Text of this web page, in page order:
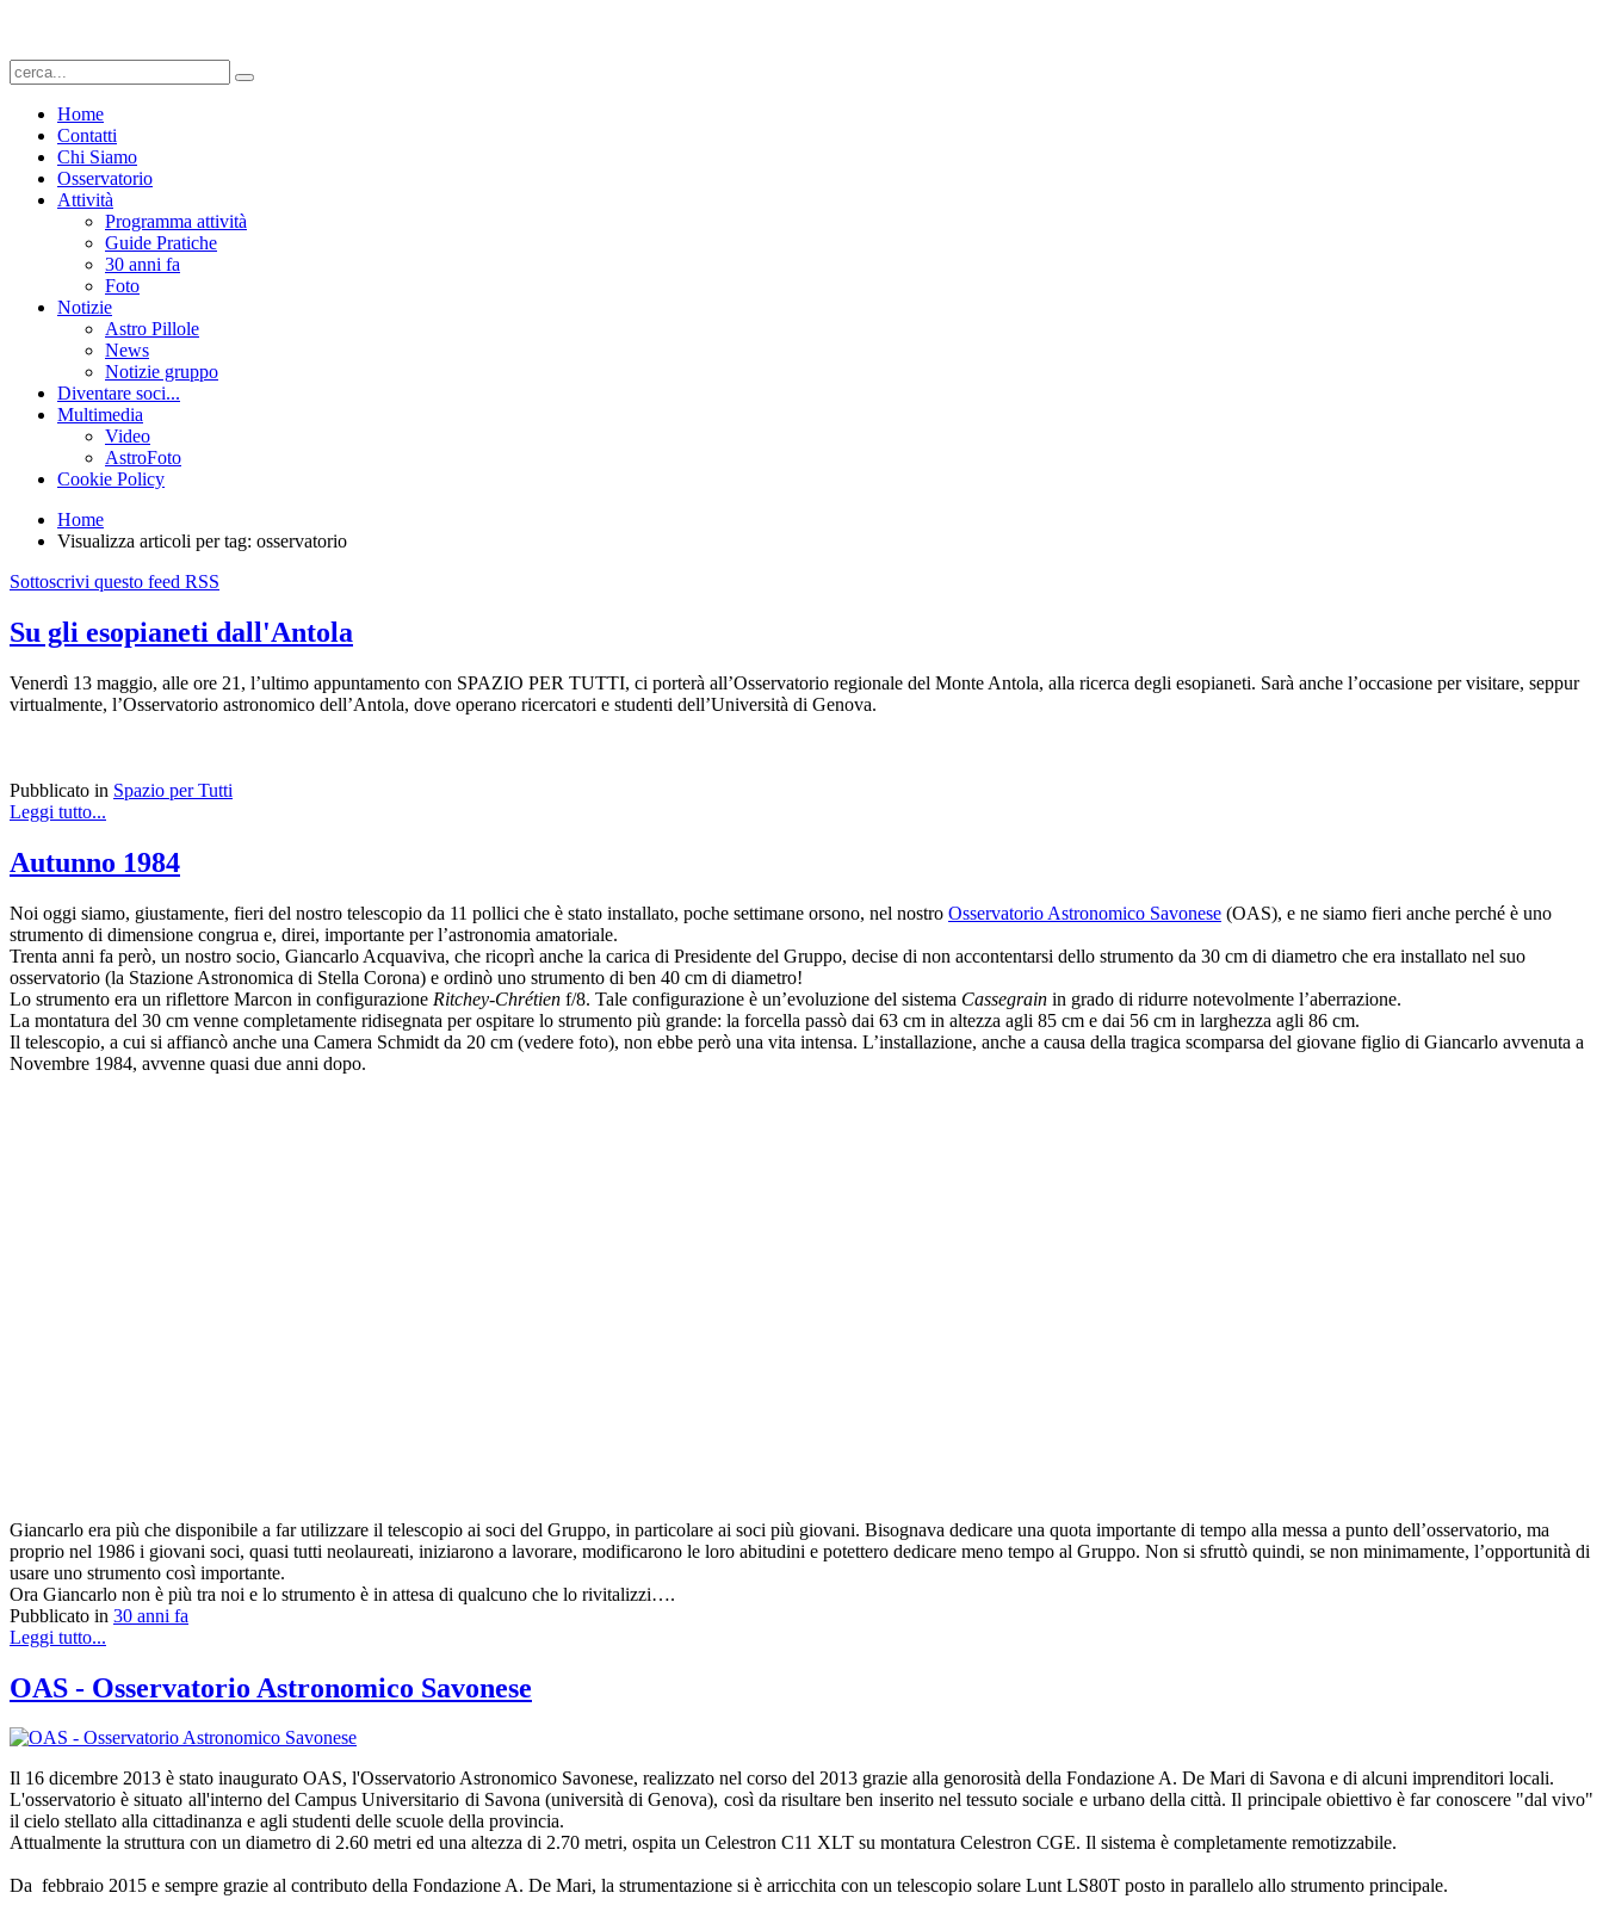
Home
Contatti
Chi Siamo
Osservatorio
Attività
Programma attività
Guide Pratiche
30 anni fa
Foto
Notizie
Astro Pillole
News
Notizie gruppo
Diventare soci...
Multimedia
Video
AstroFoto
Cookie Policy
Home
Visualizza articoli per tag: osservatorio
Sottoscrivi questo feed RSS
Su gli esopianeti dall'Antola
Venerdì 13 maggio, alle ore 21, l’ultimo appuntamento con SPAZIO PER TUTTI, ci porterà all’Osservatorio regionale del Monte Antola, alla ricerca degli esopianeti. Sarà anche l’occasione per visitare, seppur
virtualmente, l’Osservatorio astronomico dell’Antola, dove operano ricercatori e studenti dell’Università di Genova.
Pubblicato in Spazio per Tutti
Leggi tutto...
Autunno 1984
Noi oggi siamo, giustamente, fieri del nostro telescopio da 11 pollici che è stato installato, poche settimane orsono, nel nostro Osservatorio Astronomico Savonese (OAS), e ne siamo fieri anche perché è uno
strumento di dimensione congrua e, direi, importante per l’astronomia amatoriale.
Trenta anni fa però, un nostro socio, Giancarlo Acquaviva, che ricoprì anche la carica di Presidente del Gruppo, decise di non accontentarsi dello strumento da 30 cm di diametro che era installato nel suo
osservatorio (la Stazione Astronomica di Stella Corona) e ordinò uno strumento di ben 40 cm di diametro!
Lo strumento era un riflettore Marcon in configurazione Ritchey-Chrétien f/8. Tale configurazione è un’evoluzione del sistema Cassegrain in grado di ridurre notevolmente l’aberrazione.
La montatura del 30 cm venne completamente ridisegnata per ospitare lo strumento più grande: la forcella passò dai 63 cm in altezza agli 85 cm e dai 56 cm in larghezza agli 86 cm.
Il telescopio, a cui si affiancò anche una Camera Schmidt da 20 cm (vedere foto), non ebbe però una vita intensa. L’installazione, anche a causa della tragica scomparsa del giovane figlio di Giancarlo avvenuta a
Novembre 1984, avvenne quasi due anni dopo.
Giancarlo era più che disponibile a far utilizzare il telescopio ai soci del Gruppo, in particolare ai soci più giovani. Bisognava dedicare una quota importante di tempo alla messa a punto dell’osservatorio, ma
proprio nel 1986 i giovani soci, quasi tutti neolaureati, iniziarono a lavorare, modificarono le loro abitudini e potettero dedicare meno tempo al Gruppo. Non si sfruttò quindi, se non minimamente, l’opportunità di
usare uno strumento così importante.
Ora Giancarlo non è più tra noi e lo strumento è in attesa di qualcuno che lo rivitalizzi….
Pubblicato in 30 anni fa
Leggi tutto...
OAS - Osservatorio Astronomico Savonese
Il 16 dicembre 2013 è stato inaugurato OAS, l'Osservatorio Astronomico Savonese, realizzato nel corso del 2013 grazie alla genorosità della Fondazione A. De Mari di Savona e di alcuni imprenditori locali.
L'osservatorio è situato all'interno del Campus Universitario di Savona (università di Genova), così da risultare ben inserito nel tessuto sociale e urbano della città. Il principale obiettivo è far conoscere "dal vivo"
il cielo stellato alla cittadinanza e agli studenti delle scuole della provincia.
Attualmente la struttura con un diametro di 2.60 metri ed una altezza di 2.70 metri, ospita un Celestron C11 XLT su montatura Celestron CGE. Il sistema è completamente remotizzabile.
Da febbraio 2015 e sempre grazie al contributo della Fondazione A. De Mari, la strumentazione si è arricchita con un telescopio solare Lunt LS80T posto in parallelo allo strumento principale.